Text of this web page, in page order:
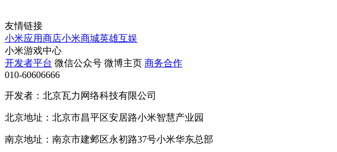
友情链接
小米应用商店小米商城英雄互娱
小米游戏中心
开发者平台 微信公众号 微博主页 商务合作
010-60606666
开发者：北京瓦力网络科技有限公司
北京地址：北京市昌平区安居路小米智慧产业园
南京地址：南京市建邺区永初路37号小米华东总部